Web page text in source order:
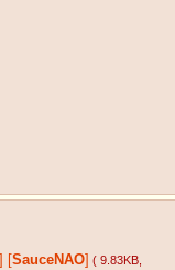
SauceNAO ( 9.83KB